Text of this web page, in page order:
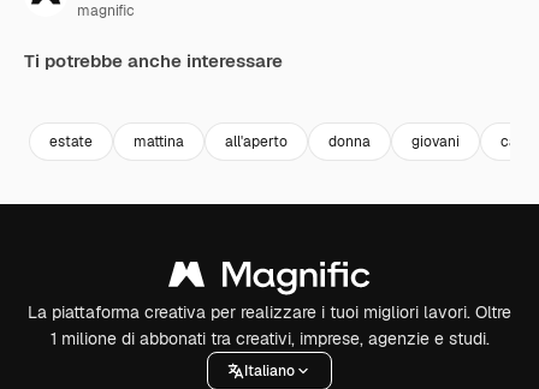
magnific
Ti potrebbe anche interessare
estate mattina all'aperto donna giovani
La piattaforma creativa per realizzare i tuoi migliori lavori. Oltre
1 milione di abbonati tra creativi, imprese, agenzie e studi.
Italiano